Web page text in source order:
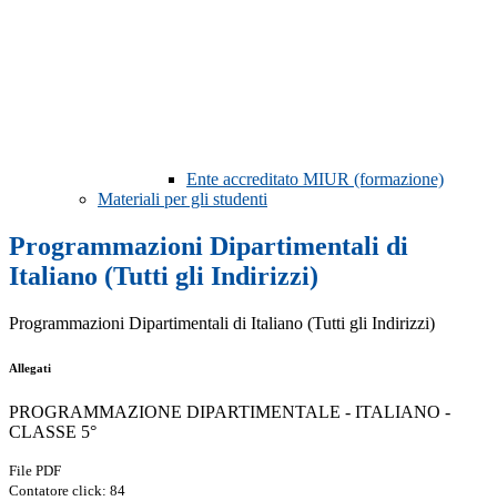
Ente accreditato MIUR (formazione)
Materiali per gli studenti
Programmazioni Dipartimentali di
Italiano (Tutti gli Indirizzi)
Programmazioni Dipartimentali di Italiano (Tutti gli Indirizzi)
Allegati
PROGRAMMAZIONE DIPARTIMENTALE - ITALIANO -
CLASSE 5°
File PDF
Contatore click: 84